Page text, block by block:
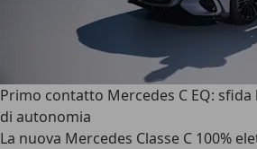
Primo contatto Mercedes C EQ: sfida
di autonomia
La nuova Mercedes Classe C 100%